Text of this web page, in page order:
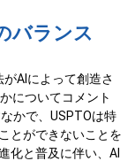
バランス
AIによって創造さ
についてコメント
かで、USPTOは特
とができないことを
化と普及に伴い、AI